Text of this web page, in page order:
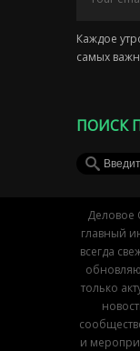
Каждое
самых
ПОИСК
Деловое
главный
всегда
только
и